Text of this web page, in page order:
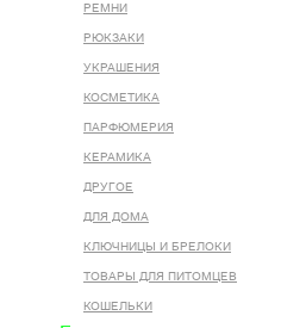
РЕМНИ
РЮКЗАКИ
УКРАШЕНИЯ
КОСМЕТИКА
ПАРФЮМЕРИЯ
КЕРАМИКА
ДРУГОЕ
ДЛЯ ДОМА
КЛЮЧНИЦЫ И БРЕЛОКИ
ТОВАРЫ ДЛЯ ПИТОМЦЕВ
КОШЕЛЬКИ